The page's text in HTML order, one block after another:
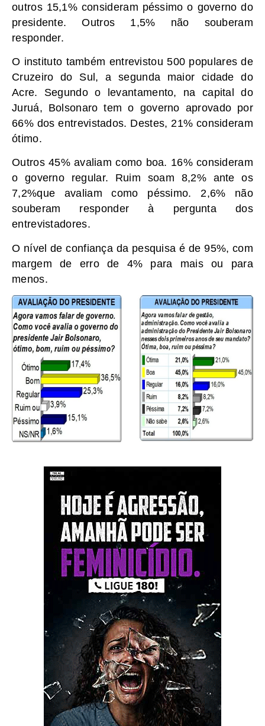
outros 15,1% consideram péssimo o governo do
presidente. Outros 1,5% não souberam
responder.
O instituto também entrevistou 500 populares de
Cruzeiro do Sul, a segunda maior cidade do
Acre. Segundo o levantamento, na capital do
Juruá, Bolsonaro tem o governo aprovado por
66% dos entrevistados. Destes, 21% consideram
ótimo.
Outros 45% avaliam como boa. 16% consideram
o governo regular. Ruim soam 8,2% ante os
7,2%que avaliam como péssimo. 2,6% não
souberam responder à pergunta dos
entrevistadores.
O nível de confiança da pesquisa é de 95%, com
margem de erro de 4% para mais ou para
menos.